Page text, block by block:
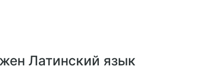
Латинский язык